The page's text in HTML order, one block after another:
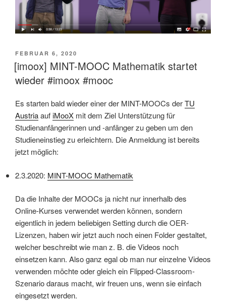
VERÖFFENTLICHT
AM
FEBRUAR 6, 2020
[imoox] MINT-MOOC Mathematik startet
wieder #imoox #mooc
Es starten bald wieder einer der MINT-MOOCs derTU
AustriaaufiMooX mit dem Ziel Unterstützung für
Studienanfängerinnen und -anfänger zu geben um den
Studieneinstieg zu erleichtern. Die Anmeldung ist bereits
jetzt möglich:
2.3.2020: MINT-MOOC Mathematik
Da die Inhalte der MOOCs ja nicht nur innerhalb des
Online-Kurses verwendet werden können, sondern
eigentlich in jedem beliebigen Setting durch die OER-
Lizenzen, haben wir jetzt auch noch einen Folder gestaltet,
welcher beschreibt wie man z. B. die Videos noch
einsetzen kann. Also ganz egal ob man nur einzelne Videos
verwenden möchte oder gleich ein Flipped-Classroom-
Szenario daraus macht, wir freuen uns, wenn sie einfach
eingesetzt werden.